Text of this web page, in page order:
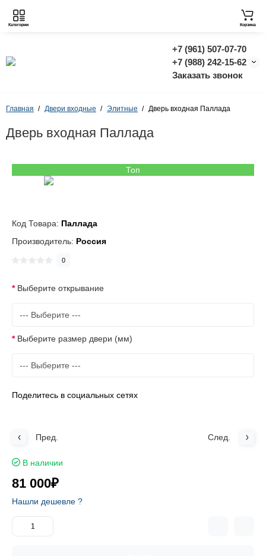
+7 (961) 507-07-70
+7 (988) 242-15-62
Заказать звонок
Категории Корзина
Главная Двери входные Элитные Дверь входная Паллада
Дверь входная Паллада
Топ
Код Товара: Паллада
Производитель: Россия
0
Выберите открывание
Выберите размер двери (мм)
Поделитесь в социальных сетях
Пред. След.
В наличии
81 000₽
Нашли дешевле ?